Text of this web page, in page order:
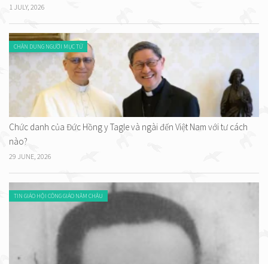
1 JULY, 2026
CHÂN DUNG NGƯỜI MỤC TỬ
Chức danh của Đức Hồng y Tagle và ngài đến Việt Nam với tư cách
nào?
29 JUNE, 2026
TIN GIÁO HỘI CÔNG GIÁO NĂM CHÂU